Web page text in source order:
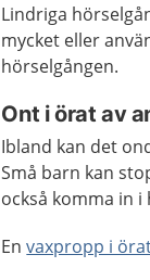
Lindriga
mycket eller
hörselgången.
Ont i örat av
Ibland kan det
Små barn kan
också komma in i
Envaxpropp i